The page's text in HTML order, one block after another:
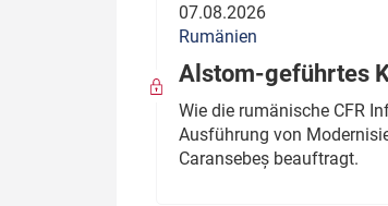
07.08.2026
Rumänien
Alstom-geführtes
Wie die rumänische CFR
Ausführung von
Caransebeș beauftragt.